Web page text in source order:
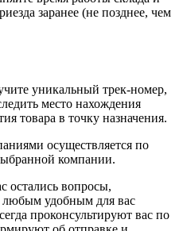
заранее (не позднее, чем
уникальный трек-номер,
место нахождения
товара в точку назначения.
осуществляется по
компании.
остались вопросы,
любым удобным для вас
проконсультируют вас по